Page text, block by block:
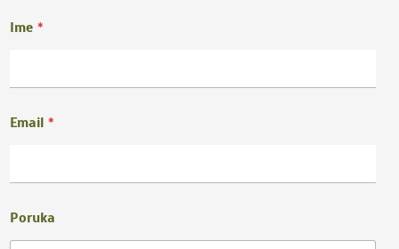
Ime *
Email *
Poruka